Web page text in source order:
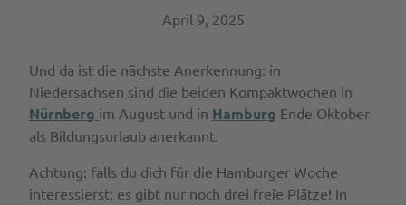
April 9, 2025
Und da ist die nächste Anerkennung: in
Niedersachsen sind die beiden Kompaktwochen in
Nürnberg im August und in Hamburg Ende Oktober
als Bildungsurlaub anerkannt.
Achtung: falls du dich für die Hamburger Woche
interessierst: es gibt nur noch drei freie Plätze! In